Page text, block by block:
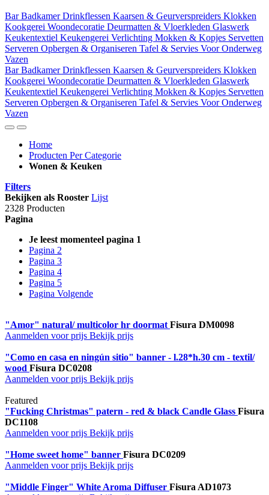
BarBadkamerDrinkflessen Kaarsen & Geurverspreiders Klokken
Kookgerei Woondecoratie Deurmatten & Vloerkleden Glaswerk
Keukentextiel Keukengerei Verlichting Mokken & Kopjes Servetten
Serveren Opbergen & Organiseren Tafel & Servies Voor Onderweg
Vazen
BarBadkamerDrinkflessen Kaarsen & Geurverspreiders Klokken
Kookgerei Woondecoratie Deurmatten & Vloerkleden Glaswerk
Keukentextiel Keukengerei Verlichting Mokken & Kopjes Servetten
Serveren Opbergen & Organiseren Tafel & Servies Voor Onderweg
Vazen
Home
Producten Per Categorie
Wonen & Keuken
Filters
Bekijken als Rooster Lijst
2328 Producten
Pagina
Je leest momenteel pagina 1
Pagina 2
Pagina 3
Pagina 4
Pagina 5
Pagina Volgende
"Amor" natural/ multicolor hr doormat Fisura DM0098
Aanmelden voor prijs Bekijk prijs
"Como en casa en ningún sitio" banner - l.28*h.30 cm - textil/
wood Fisura DC0208
Aanmelden voor prijs Bekijk prijs
Featured
"Fucking Christmas" patern - red & black Candle Glass Fisura
DC1108
Aanmelden voor prijs Bekijk prijs
"Home sweet home" banner Fisura DC0209
Aanmelden voor prijs Bekijk prijs
"Middle Finger" White Aroma Diffuser Fisura AD1073